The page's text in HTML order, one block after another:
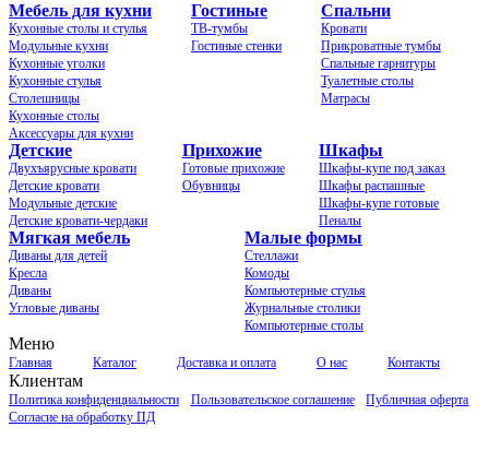
Мебель для кухни
Кухонные столы и стулья
Модульные кухни
Кухонные уголки
Кухонные стулья
Столешницы
Кухонные столы
Аксессуары для кухни
Гостиные
ТВ-тумбы
Гостиные стенки
Спальни
Кровати
Прикроватные тумбы
Спальные гарнитуры
Туалетные столы
Матрасы
Детские
Двухъярусные кровати
Детские кровати
Модульные детские
Детские кровати-чердаки
Прихожие
Готовые прихожие
Обувницы
Шкафы
Шкафы-купе под заказ
Шкафы распашные
Шкафы-купе готовые
Пеналы
Мягкая мебель
Диваны для детей
Кресла
Диваны
Угловые диваны
Малые формы
Стеллажи
Комоды
Компьютерные стулья
Журнальные столики
Компьютерные столы
Меню
Главная Каталог Доставка и оплата О нас Контакты
Клиентам
Политика конфиденциальности Пользовательское соглашение
Публичная оферта
Согласие на обработку ПД